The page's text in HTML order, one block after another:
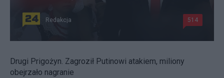
Redakcja 514
Drugi Prigożyn. Zagroził Putinowi atakiem, miliony
obejrzało nagranie